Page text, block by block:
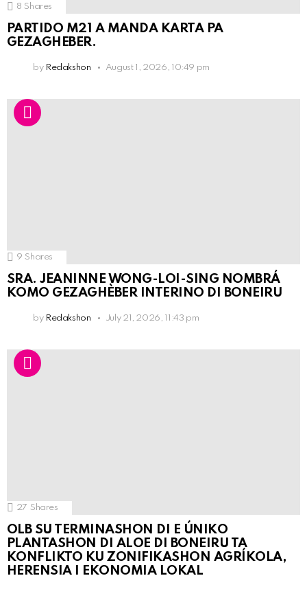
8 Shares
PARTIDO M21 A MANDA KARTA PA
GEZAGHEBER.
by Redakshon August 1, 2026, 10:49 pm
9 Shares
SRA. JEANINNE WONG-LOI-SING NOMBRÁ
KOMO GEZAGHÈBER INTERINO DI BONEIRU
by Redakshon July 21, 2026, 11:43 pm
27 Shares
OLB SU TERMINASHON DI E ÚNIKO
PLANTASHON DI ALOE DI BONEIRU TA
KONFLIKTO KU ZONIFIKASHON AGRÍKOLA,
HERENSIA I EKONOMIA LOKAL